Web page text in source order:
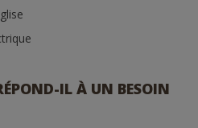
IL À UN BESOIN